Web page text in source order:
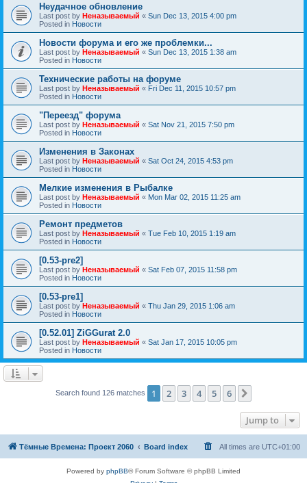
Неудачное обновление
Last post by Неназываемый « Sun Dec 13, 2015 4:00 pm
Posted in Новости
Новости форума и его же проблемки...
Last post by Неназываемый « Sun Dec 13, 2015 1:38 am
Posted in Новости
Технические работы на форуме
Last post by Неназываемый « Fri Dec 11, 2015 10:57 pm
Posted in Новости
"Переезд" форума
Last post by Неназываемый « Sat Nov 21, 2015 7:50 pm
Posted in Новости
Изменения в Законах
Last post by Неназываемый « Sat Oct 24, 2015 4:53 pm
Posted in Новости
Мелкие изменения в Рыбалке
Last post by Неназываемый « Mon Mar 02, 2015 11:25 am
Posted in Новости
Ремонт предметов
Last post by Неназываемый « Tue Feb 10, 2015 1:19 am
Posted in Новости
[0.53-pre2]
Last post by Неназываемый « Sat Feb 07, 2015 11:58 pm
Posted in Новости
[0.53-pre1]
Last post by Неназываемый « Thu Jan 29, 2015 1:06 am
Posted in Новости
[0.52.01] ZiGGurat 2.0
Last post by Неназываемый « Sat Jan 17, 2015 10:05 pm
Posted in Новости
Search found 126 matches 1 2 3 4 5 6
Jump to
Тёмные Времена: Проект 2060 Board index All times are UTC+01:00
Powered by phpBB® Forum Software © phpBB Limited